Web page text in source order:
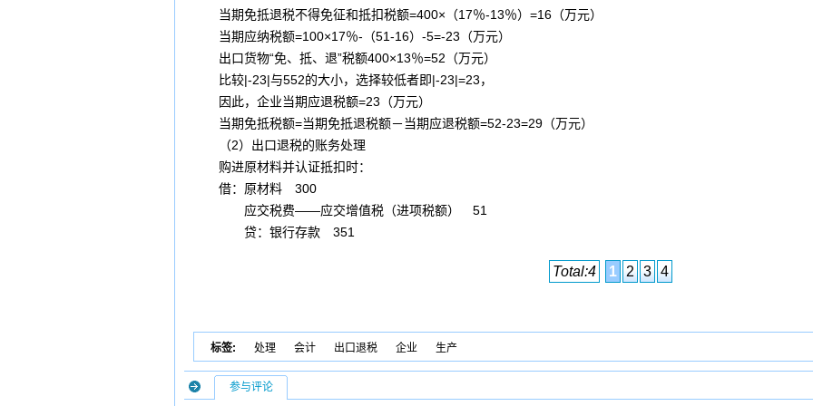
当期免抵退税不得免征和抵扣税额=400×（17％-13％）=16（万元）
当期应纳税额=100×17％-（51-16）-5=-23（万元）
出口货物“免、抵、退”税额400×13％=52（万元）
比较|-23|与552的大小，选择较低者即|-23|=23，
因此，企业当期应退税额=23（万元）
当期免抵税额=当期免抵退税额－当期应退税额=52-23=29（万元）
（2）出口退税的账务处理
购进原材料并认证抵扣时：
借：原材料 300
应交税费——应交增值税（进项税额） 51
贷： 银行存款 351
Total:4 1 2 3 4
标签: 处理 会计 出口退税 企业 生产
参与评论